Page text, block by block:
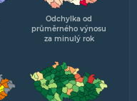
Odchylka od
průměrného výnosu
za minulý rok